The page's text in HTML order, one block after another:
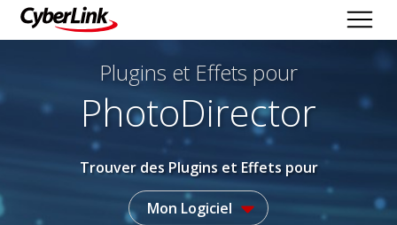
Plugins et Effets pour
PhotoDirector
Trouver des Plugins et Effets pour
Mon Logiciel